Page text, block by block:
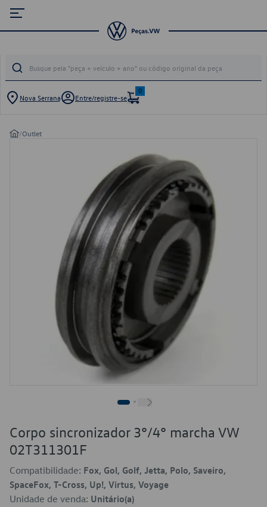
Nova Serrana Entre/registre-se
0
/Outlet
Corpo sincronizador 3°/4° marcha VW
02T311301F
Compatibilidade: Fox, Gol, Golf, Jetta, Polo, Saveiro,
SpaceFox, T-Cross, Up!, Virtus, Voyage
Unidade de venda: Unitário(a)